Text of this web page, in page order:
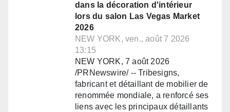
dans la décoration d'intérieur
lors du salon Las Vegas Market
2026
NEW YORK, ven., août 7 2026
13:15
NEW YORK, 7 août 2026
/PRNewswire/ -- Tribesigns,
fabricant et détaillant de mobilier de
renommée mondiale, a renforcé ses
liens avec les principaux détaillants